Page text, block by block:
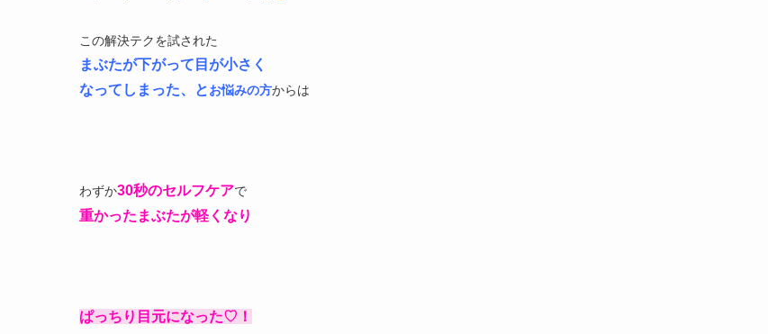
この解決テクを試された
まぶたが下がって目が小さく
なってしまった、とお悩みの方からは
わずか30秒のセルフケアで
重かったまぶたが軽くなり
ぱっちり目元になった♡！